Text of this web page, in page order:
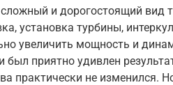
и дорогостоящий вид
установка турбины,
увеличить мощность и
приятно удивлен
практически не изменился.